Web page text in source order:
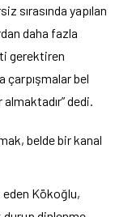
sırasında yapılan
daha fazla
gerektiren
çarpışmalar bel
dedi.
belde bir kanal
eden Kökoğlu,